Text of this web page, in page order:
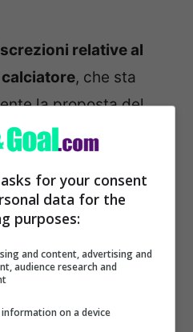
relative al
, che sta
la proposta del
l’arrivo del
ed Inter si sta
nuova avventuranel
A.
il giocatore è
alla causa
sempre più in alto
for your consent
data for the
purposes:
and content, advertising and
audience research and
on a device